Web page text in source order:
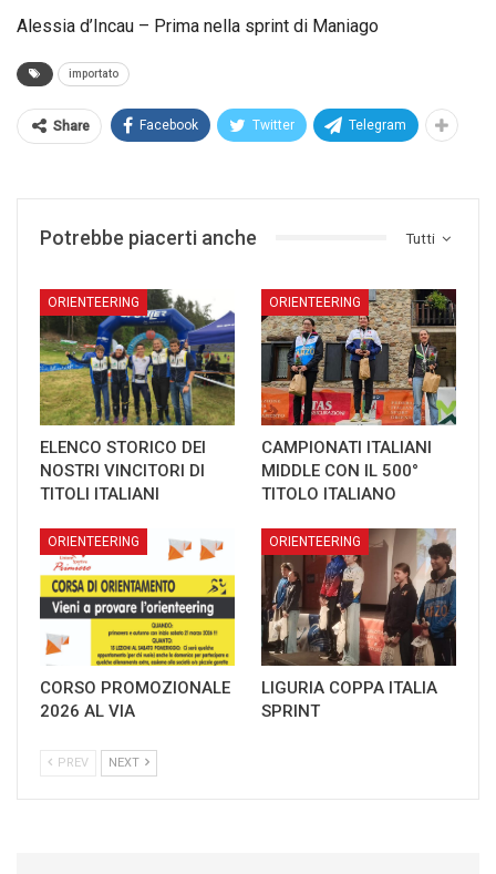
Alessia d’Incau – Prima nella sprint di Maniago
importato
Share Facebook Twitter Telegram
Tutti
Potrebbe piacerti anche
ORIENTEERING
ELENCO STORICO DEI
NOSTRI VINCITORI DI
TITOLI ITALIANI
ORIENTEERING
CAMPIONATI ITALIANI
MIDDLE CON IL 500°
TITOLO ITALIANO
ORIENTEERING
CORSO PROMOZIONALE
2026 AL VIA
ORIENTEERING
LIGURIA COPPA ITALIA
SPRINT
PREV NEXT